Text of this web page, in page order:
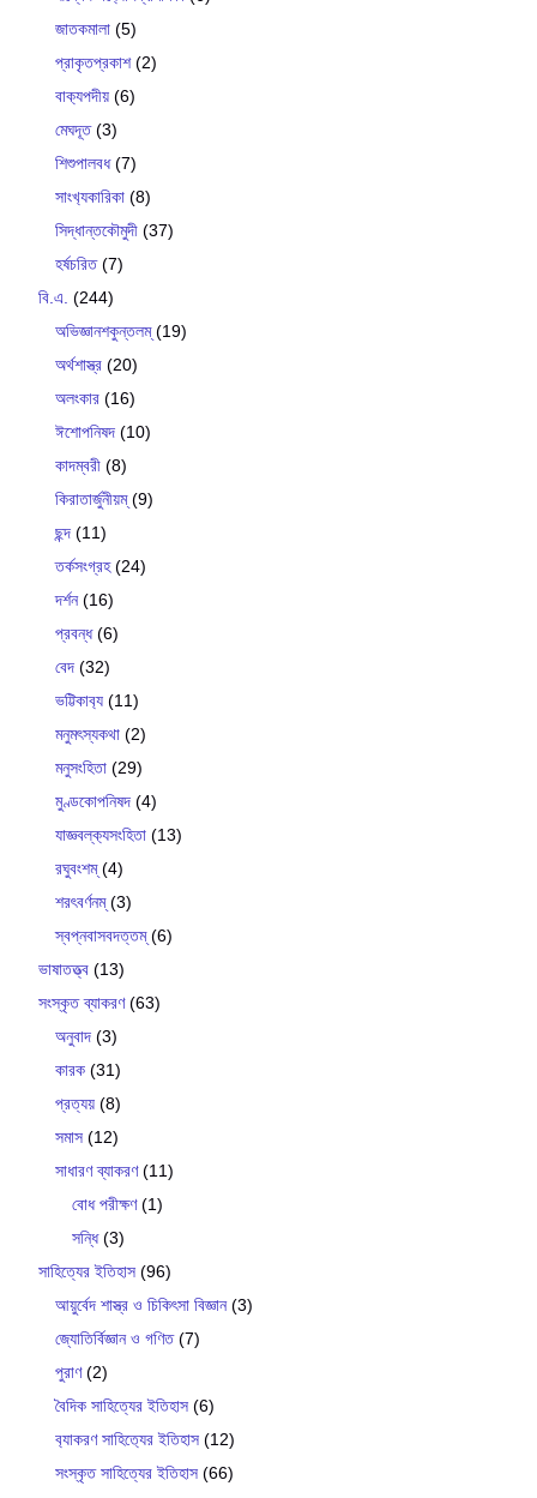
জাতকমালা (5)
প্রাকৃতপ্রকাশ(2)
বাক‍্যপদীয় (6)
মেঘদূত(3)
শিশুপালবধ(7)
সাংখ‍্যকারিকা (8)
সিদ্ধান্তকৌমুদী (37)
হর্ষচরিত(7)
বি.এ. (244)
অভিজ্ঞানশকুন্তলম্(19)
অর্থশাস্ত্র (20)
অলংকার (16)
ঈশোপনিষদ (10)
কাদম্বরী (8)
কিরাতার্জুনীয়ম্(9)
ছন্দ (11)
তর্কসংগ্রহ(24)
দর্শন(16)
প্রবন্ধ(6)
বেদ (32)
ভট্টিকাব‍্য (11)
মনুমৎস্যকথা (2)
মনুসংহিতা (29)
মুণ্ডকোপনিষদ (4)
যাজ্ঞবল্ক‍্যসংহিতা (13)
রঘুবংশম্(4)
শরৎবর্ণনম্(3)
স্বপ্নবাসবদত্তম্(6)
ভাষাতত্ত্ব (13)
সংস্কৃত ব্যাকরণ(63)
অনুবাদ (3)
কারক (31)
প্রত্যয় (8)
সমাস (12)
সাধারণ ব্যাকরণ(11)
বোধ পরীক্ষণ(1)
সন্ধি(3)
সাহিত্যের ইতিহাস (96)
আয়ুর্বেদ শাস্ত্র ও চিকিৎসা বিজ্ঞান(3)
জ্যোতির্বিজ্ঞান ও গণিত(7)
পুরাণ(2)
বৈদিক সাহিত্যের ইতিহাস (6)
ব‍্যাকরণ সাহিত‍্যের ইতিহাস (12)
সংস্কৃত সাহিত্যের ইতিহাস (66)